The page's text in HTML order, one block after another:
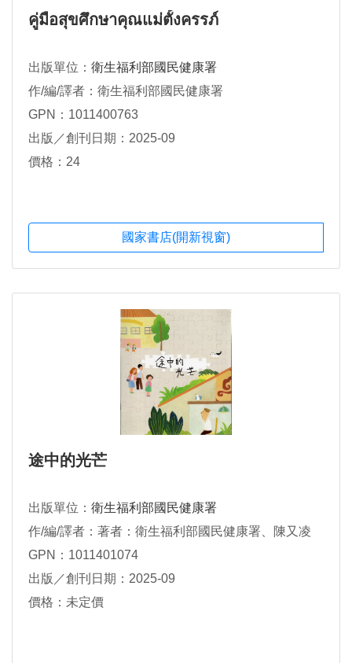
คู่มือสุขศึกษาคุณแม่ตั้งครรภ์
出版單位： 衛生福利部國民健康署
作/編/譯者：衛生福利部國民健康署
GPN：1011400763
出版／創刊日期：2025-09
價格：24
國家書店(開新視窗)
途中的光芒
出版單位： 衛生福利部國民健康署
作/編/譯者：著者：衛生福利部國民健康署、陳又凌
GPN：1011401074
出版／創刊日期：2025-09
價格：未定價